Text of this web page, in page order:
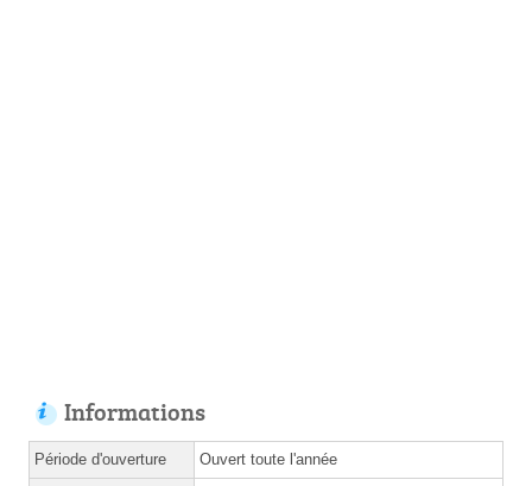
Informations
Période d'ouverture Ouvert toute l'année